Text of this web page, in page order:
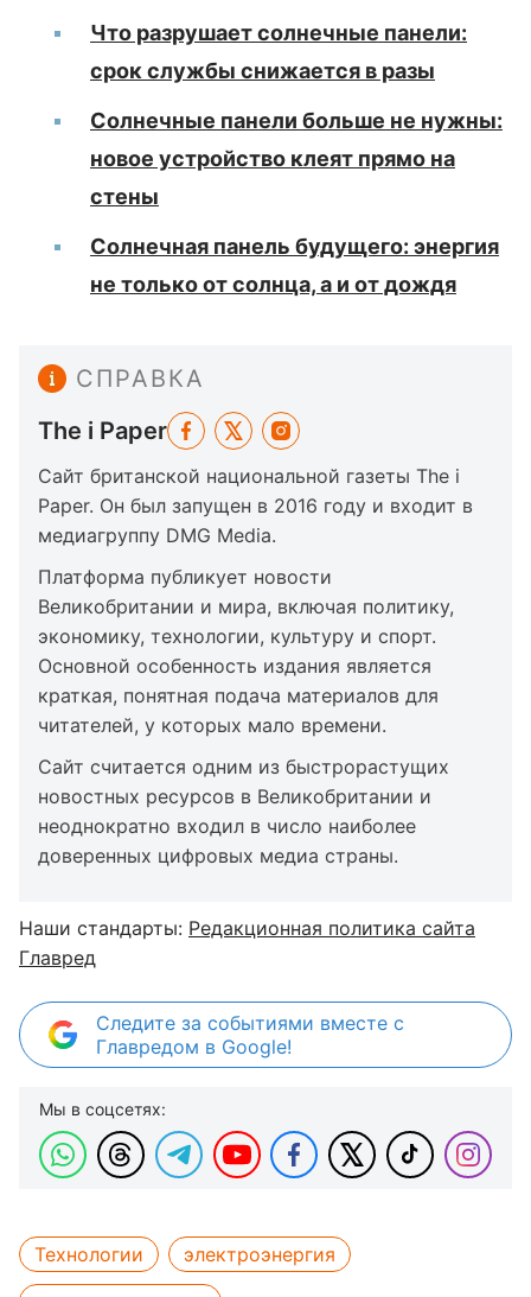
Что разрушает солнечные панели:
срок службы снижается в разы
Солнечные панели больше не нужны:
новое устройство клеят прямо на
стены
Солнечная панель будущего: энергия
не только от солнца, а и от дождя
СПРАВКА
The i Paper
Сайт британской национальной газеты The i
Paper. Он был запущен в 2016 году и входит в
медиагруппу DMG Media.
Платформа публикует новости
Великобритании и мира, включая политику,
экономику, технологии, культуру и спорт.
Основной особенность издания является
краткая, понятная подача материалов для
читателей, у которых мало времени.
Сайт считается одним из быстрорастущих
новостных ресурсов в Великобритании и
неоднократно входил в число наиболее
доверенных цифровых медиа страны.
Наши стандарты: Редакционная политика сайта
Главред
Следите за событиями вместе с
Главредом в Google!
Мы в соцсетях:
Технологии
электроэнергия